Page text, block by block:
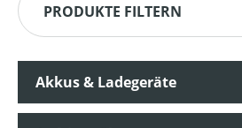
PRODUKTE FILTERN
Akkus & Ladegeräte